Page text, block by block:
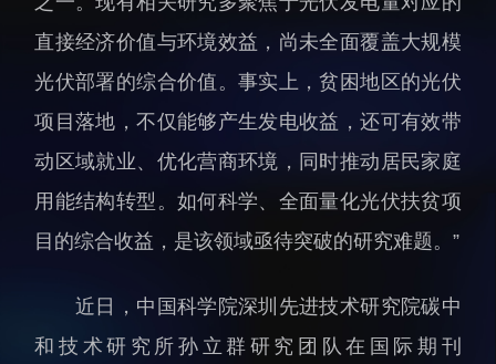
人才概况
人才介绍
人才招聘
人才动态
综合处
科研管理处
创新融合处
人力资源处
合作转化处
教育处
直接经济价值与环境效益，尚未全面覆盖大规模
光伏部署的综合价值。事实上，贫困地区的光伏
项目落地，不仅能够产生发电收益，还可有效带
动区域就业、优化营商环境，同时推动居民家庭
用能结构转型。如何科学、全面量化光伏扶贫项
目的综合收益，是该领域亟待突破的研究难题。”
近日，中国科学院深圳先进技术研究院碳中
和技术研究所孙立群研究团队在国际期刊